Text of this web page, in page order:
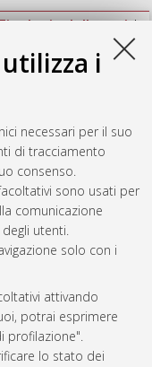
i
necessari per il suo
di tracciamento
consenso.
sono usati per
comunicazione
utenti.
solo con i
attivando
potrai esprimere
profilazione".
lo stato dei
della tesi|
osservati in Emilia-
di Bologna, Corso di
[LM-DM270]
Aug 8 05:31:22 2026
CEST